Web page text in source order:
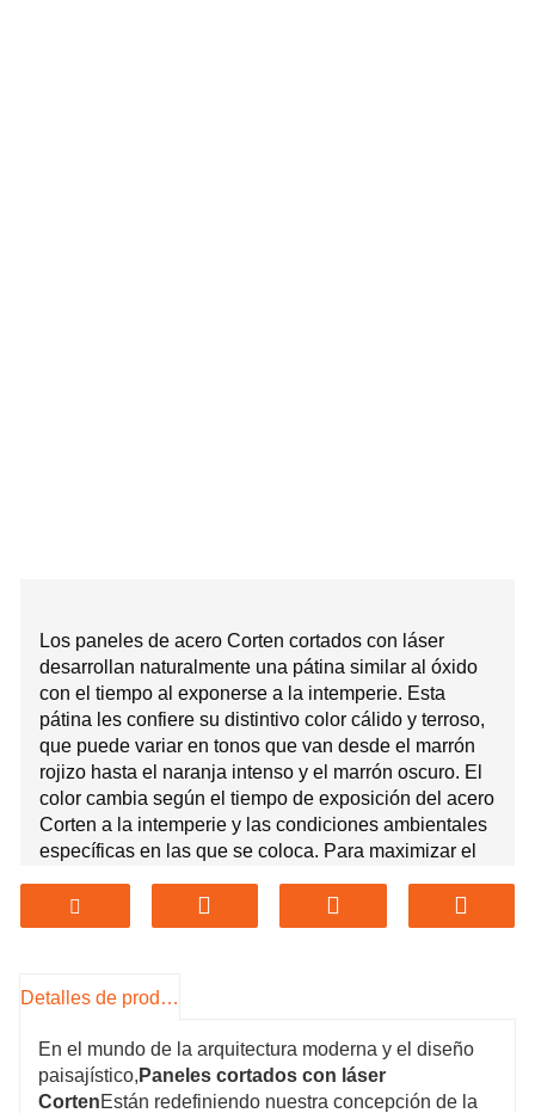
Los paneles de acero Corten cortados con láser
desarrollan naturalmente una pátina similar al óxido
con el tiempo al exponerse a la intemperie. Esta
pátina les confiere su distintivo color cálido y terroso,
que puede variar en tonos que van desde el marrón
rojizo hasta el naranja intenso y el marrón oscuro. El
color cambia según el tiempo de exposición del acero
Corten a la intemperie y las condiciones ambientales
específicas en las que se coloca. Para maximizar el
considere el contexto en el que se colocarán y elija
patrones y diseños que complementen el entorno.
único en cualquier espacio.
Detalles de producto
En el mundo de la arquitectura moderna y el diseño
paisajístico, Paneles cortados con láser
CortenEstán redefiniendo nuestra concepción de la